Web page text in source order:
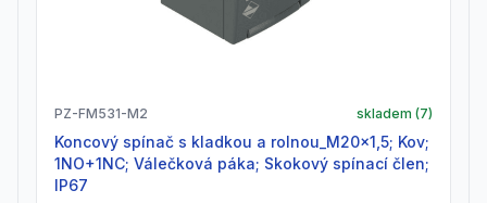
PZ-FM531-M2 skladem (7)
Koncový spínač s kladkou a rolnou_M20x1,5; Kov;
1NO+1NC; Válečková páka; Skokový spínací člen;
IP67